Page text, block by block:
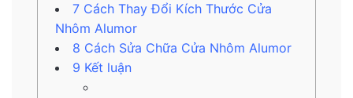
7 Cách Thay Đổi Kích Thước Cửa
Nhôm Alumor
8 Cách Sửa Chữa Cửa Nhôm Alumor
9 Kết luận